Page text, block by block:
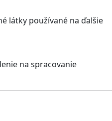
látky používané na ďalšie
na spracovanie